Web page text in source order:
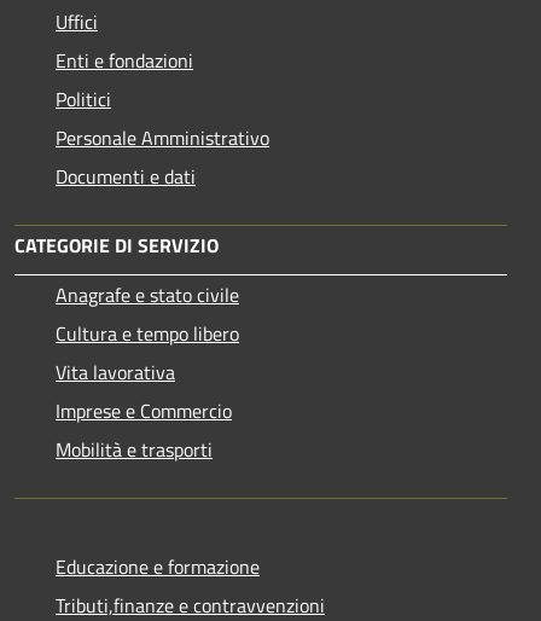
Uffici
Enti e fondazioni
Politici
Personale Amministrativo
Documenti e dati
CATEGORIE DI SERVIZIO
Anagrafe e stato civile
Cultura e tempo libero
Vita lavorativa
Imprese e Commercio
Mobilità e trasporti
Educazione e formazione
Tributi,finanze e contravvenzioni